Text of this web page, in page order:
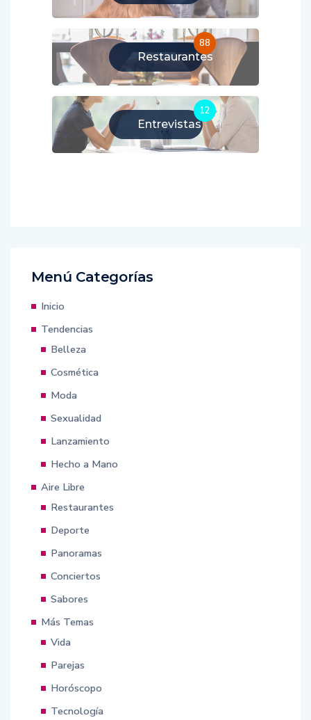
Restaurantes
88
Entrevistas
12
Menú Categorías
Inicio
Tendencias
Belleza
Cosmética
Moda
Sexualidad
Lanzamiento
Hecho a Mano
Aire Libre
Restaurantes
Deporte
Panoramas
Conciertos
Sabores
Más Temas
Vida
Parejas
Horóscopo
Tecnología